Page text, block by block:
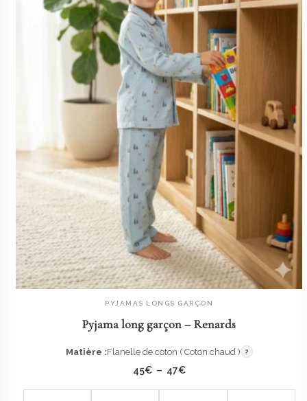
AJOUTER AU PANIER
PYJAMAS LONGS GARÇON
Pyjama long garçon – Renards
Matière :Flanelle de coton ( Coton chaud ) ?
45€ – 47€Plage
prix :